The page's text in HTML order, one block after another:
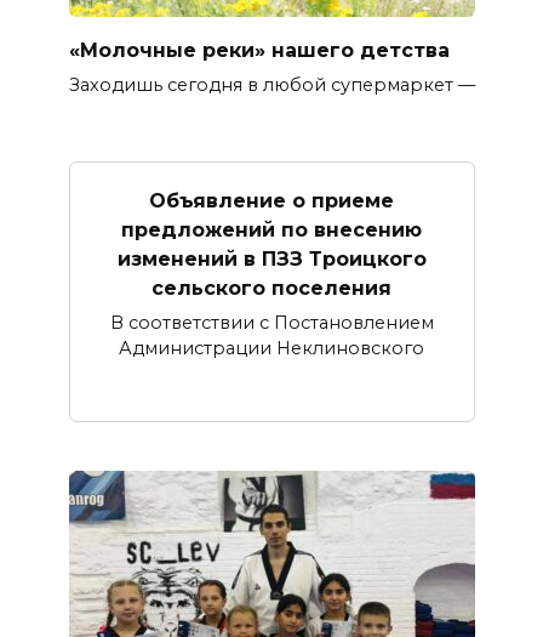
«Молочные реки» нашего детства
Заходишь сегодня в любой супермаркет —
Объявление о приеме
предложений по внесению
изменений в ПЗЗ Троицкого
сельского поселения
В соответствии с Постановлением
Администрации Неклиновского